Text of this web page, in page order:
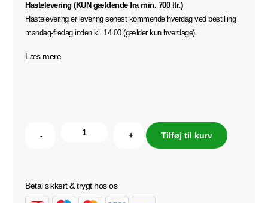
Hastelevering (KUN gældende fra min. 700 ltr.)
Hastelevering er levering senest kommende hverdag ved bestilling
mandag-fredag inden kl. 14.00 (gælder kun hverdage).
Læs mere
- + Tilføj til kurv
Betal sikkert & trygt hos os